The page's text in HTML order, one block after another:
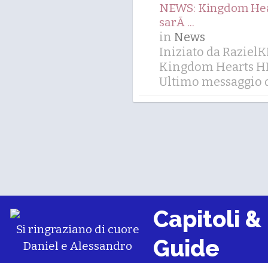
NEWS: Kingdom
sarÃ ...
in News
Iniziato da
Kingdom Hearts
Ultimo messaggio
Si ringraziano di cuore
Daniel e Alessandro
Capitoli &
Guide